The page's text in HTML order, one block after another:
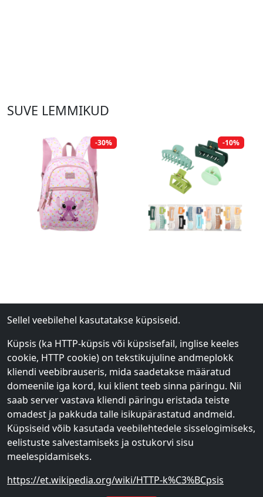
SUVE LEMMIKUD
-30% -10%
Sellel veebilehel kasutatakse küpsiseid.
Küpsis (ka HTTP-küpsis või küpsisefail, inglise keeles
cookie, HTTP cookie) on tekstikujuline andmeplokk
kliendi veebibrauseris, mida saadetakse määratud
domeenile iga kord, kui klient teeb sinna päringu. Nii
saab server vastava kliendi päringu eristada teiste
omadest ja pakkuda talle isikupärastatud andmeid.
Küpsiseid võib kasutada veebilehtedele sisselogimiseks,
eelistuste salvestamiseks ja ostukorvi sisu
meelespidamiseks.
https://et.wikipedia.org/wiki/HTTP-k%C3%BCpsis